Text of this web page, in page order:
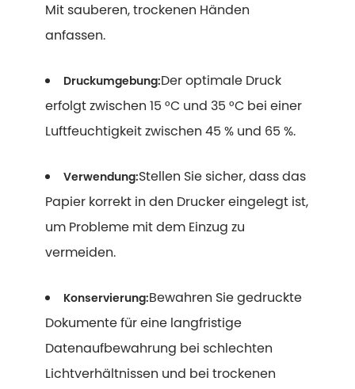
Mit sauberen, trockenen Händen
anfassen.
Druckumgebung:Der optimale Druck
erfolgt zwischen 15 °C und 35 °C bei einer
Luftfeuchtigkeit zwischen 45 % und 65 %.
Verwendung:Stellen Sie sicher, dass das
Papier korrekt in den Drucker eingelegt ist,
um Probleme mit dem Einzug zu
vermeiden.
Konservierung:Bewahren Sie gedruckte
Dokumente für eine langfristige
Datenaufbewahrung bei schlechten
Lichtverhältnissen und bei trockenen